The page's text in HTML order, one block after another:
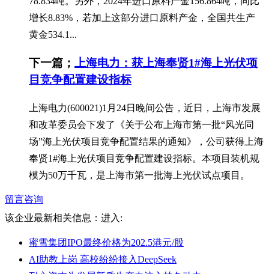
增长8.83%，若加上这部分进口原料产金，全国共生产
黄金534.1...
下一篇； 上海电力：获上海奉贤1#海上光伏项
目竞争配置建设指标
上海电力(600021)1月24日晚间公告，近日，上海市发展
和改革委员会下发了《关于公布上海市第一批“风光同
场”海上光伏项目竞争配置结果的通知》，公司获得上海
奉贤1#海上光伏项目竞争配置建设指标。本项目装机规
模为50万千瓦，是上海市第一批海上光伏试点项目。
留言咨询
该企业最新相关信息： 进入:
蜜雪集团IPO最终价格为202.5港元/股
AI助教上岗 高校纷纷接入DeepSeek